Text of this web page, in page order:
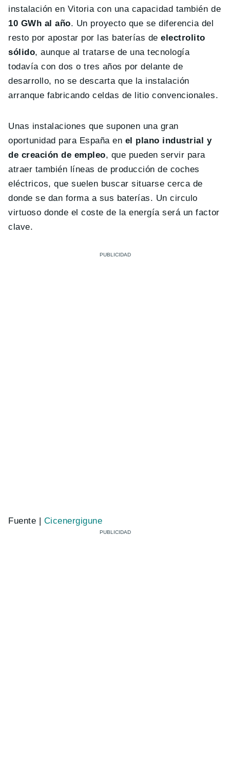
instalación en Vitoria con una capacidad también de
10 GWh al año. Un proyecto que se diferencia del
resto por apostar por las baterías deelectrolito
sólido, aunque al tratarse de una tecnología
todavía con dos o tres años por delante de
desarrollo, no se descarta que la instalación
arranque fabricando celdas de litio convencionales.
Unas instalaciones que suponen una gran
oportunidad para España en el plano industrial y
de creación de empleo, que pueden servir para
atraer también líneas de producción de coches
eléctricos, que suelen buscar situarse cerca de
donde se dan forma a sus baterías. Un circulo
virtuoso donde el coste de la energía será un factor
clave.
Fuente | Cicenergigune